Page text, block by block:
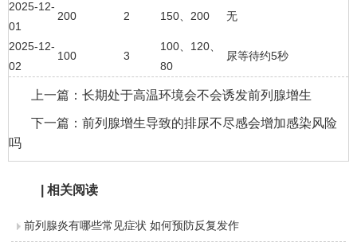
2025-12-
01
200 2 150、200 无
2025-12-
02
100 3
100、120、
80
尿等待约5秒
上一篇： 长期处于高温环境会不会诱发前列腺增生
下一篇： 前列腺增生导致的排尿不尽感会增加感染风险
吗
| 相关阅读
前列腺炎有哪些常见症状 如何预防反复发作